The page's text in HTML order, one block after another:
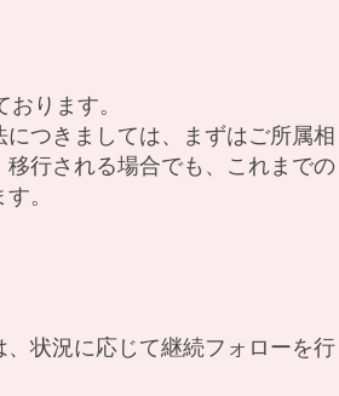
ります。
つきましては、まずはご所属相
行される場合でも、これまでの
。
状況に応じて継続フォローを行